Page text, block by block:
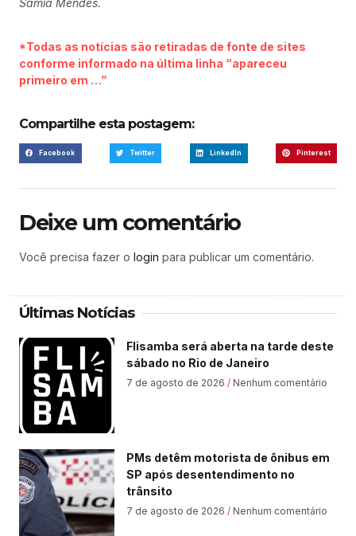
*Todas as notícias são retiradas de fonte de sites
conforme informado na última linha “apareceu
primeiro em …”
Compartilhe esta postagem:
Facebook Twitter LinkedIn Pinterest
Deixe um comentário
Você precisa fazer o login para publicar um comentário.
Últimas Notícias
Flisamba será aberta na tarde deste
sábado no Rio de Janeiro
7 de agosto de 2026 Nenhum comentário
PMs detêm motorista de ônibus em
SP após desentendimento no
trânsito
7 de agosto de 2026 Nenhum comentário